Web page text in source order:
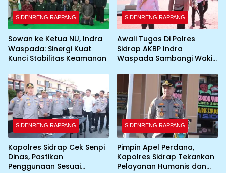
SIDENRENG RAPPANG
Sowan ke Ketua NU, Indra
Waspada: Sinergi Kuat
Kunci Stabilitas Keamanan
SIDENRENG RAPPANG
Awali Tugas Di Polres
Sidrap AKBP Indra
Waspada Sambangi Wakil
SIDENRENG RAPPANG
Kapolres Sidrap Cek Senpi
Dinas, Pastikan
Penggunaan Sesuai
SIDENRENG RAPPANG
Pimpin Apel Perdana,
Kapolres Sidrap Tekankan
Pelayanan Humanis dan